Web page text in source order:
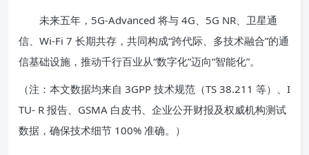
未来五年，5G-Advanced 将与 4G、5G NR、卫星通
信、Wi-Fi 7 长期共存，共同构成“跨代际、多技术融合”的通
信基础设施，推动千行百业从“数字化”迈向“智能化”。
（注：本文数据均来自 3GPP 技术规范（TS 38.211 等）、I
TU- R 报告、GSMA 白皮书、企业公开财报及权威机构测试
数据，确保技术细节 100% 准确。）